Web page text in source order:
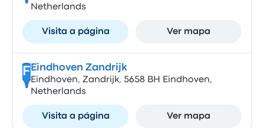
Netherlands
Visita a página Ver mapa
F Eindhoven Zandrijk
Eindhoven, Zandrijk, 5658 BH Eindhoven,
Netherlands
Visita a página Ver mapa